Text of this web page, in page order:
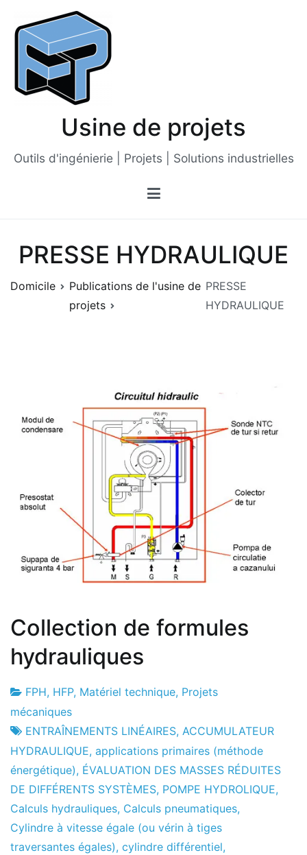
contenu
Usine de projets
Outils d'ingénierie | Projets | Solutions industrielles
PRESSE HYDRAULIQUE
Domicile
Publications de l'usine de
projets
PRESSE
HYDRAULIQUE
Collection de formules
hydrauliques
Usine
de
projets
16
le
mois
d'avril
le
2010
FPH, HFP, Matériel technique, Projets
mécaniques
ENTRAÎNEMENTS LINÉAIRES, ACCUMULATEUR
HYDRAULIQUE, applications primaires (méthode
énergétique), ÉVALUATION DES MASSES RÉDUITES
DE DIFFÉRENTS SYSTÈMES, POMPE HYDROLIQUE,
Calculs hydrauliques, Calculs pneumatiques,
Cylindre à vitesse égale (ou vérin à tiges
traversantes égales), cylindre différentiel,